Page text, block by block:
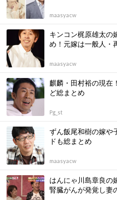
maasyacw
キンコン梶原雄太の
め！元嫁は一般人・
maasyacw
麒麟・田村裕の現在
ど総まとめ
Pg_st
ずん飯尾和樹の嫁や
ドも総まとめ
maasyacw
はんにゃ川島章良の
腎臓がんが発覚し妻